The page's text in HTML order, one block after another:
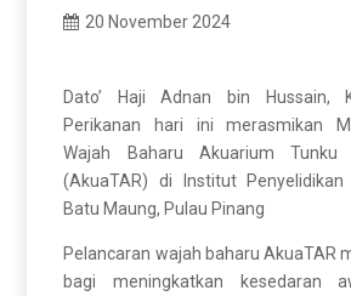
20 November 2024
Dato’ Haji Adnan bin Hussain,
Perikanan hari ini merasmikan
Wajah Baharu Akuarium Tunku
(AkuaTAR) di Institut Penyelidikan
Batu Maung, Pulau Pinang
Pelancaran wajah baharu AkuaTAR
bagi meningkatkan kesedaran